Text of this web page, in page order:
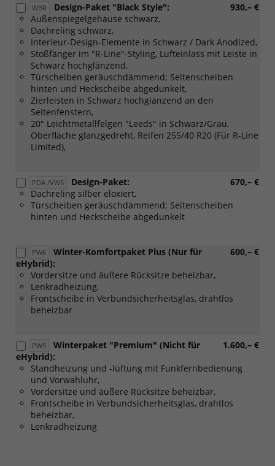
WBR 930,– €
Design-Paket "Black Style":
Außenspiegelgehäuse schwarz,
Dachreling schwarz,
Interieur-Design-Elemente in Schwarz / Dark Anodized,
Stoßfänger im "R-Line"-Styling, Lufteinlass mit Leiste in
Schwarz hochglänzend,
Türscheiben geräuschdämmend; Seitenscheiben
hinten und Heckscheibe abgedunkelt,
Zierleisten in Schwarz hochglänzend an den
Seitenfenstern,
20" Leichtmetallfelgen "Leeds" in Schwarz/Grau,
Oberfläche glanzgedreht, Reifen 255/40 R20 (Für R-Line
Limited),
PDA /VW5 670,– €
Design-Paket:
Dachreling silber eloxiert,
Türscheiben geräuschdämmend; Seitenscheiben
hinten und Heckscheibe abgedunkelt
PW6 600,– €
Winter-Komfortpaket Plus (Nur für
eHybrid):
Vordersitze und äußere Rücksitze beheizbar,
Lenkradheizung,
Frontscheibe in Verbundsicherheitsglas, drahtlos
beheizbar
PW5 1.600,– €
Winterpaket "Premium" (Nicht für
eHybrid):
Standheizung und -lüftung mit Funkfernbedienung
und Vorwahluhr,
Vordersitze und äußere Rücksitze beheizbar,
Frontscheibe in Verbundsicherheitsglas, drahtlos
beheizbar,
Lenkradheizung